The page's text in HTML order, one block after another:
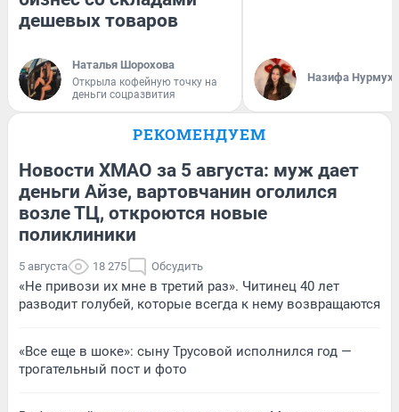
дешевых товаров
Наталья Шорохова
Открыла кофейную точку на
деньги соцразвития
Назифа
РЕКОМЕНДУЕМ
Новости ХМАО за 5 августа: муж дает
деньги Айзе, вартовчанин оголился
возле ТЦ, откроются новые
поликлиники
5 августа 18 275 Обсудить
«Не привози их мне в третий раз». Читинец 40 лет
разводит голубей, которые всегда к нему возвращаются
«Все еще в шоке»: сыну Трусовой исполнился год —
трогательный пост и фото